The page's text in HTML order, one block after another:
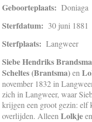
Geboorteplaats: Doniaga
Sterfdatum: 30 juni 1881
Sterfplaats: Langweer
Siebe Hendriks
Scheltes (Brantsma)en
november 1832 in
zich in Langweer, waar
krijgen een groot gezin: elf
overlijden. AlleenLolkje